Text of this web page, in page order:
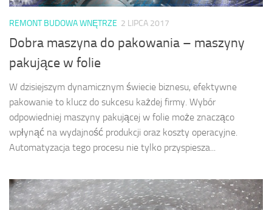
REMONT BUDOWA WNĘTRZE 2 LIPCA 2017
Dobra maszyna do pakowania – maszyny
pakujące w folie
W dzisiejszym dynamicznym świecie biznesu, efektywne
pakowanie to klucz do sukcesu każdej firmy. Wybór
odpowiedniej maszyny pakującej w folie może znacząco
wpłynąć na wydajność produkcji oraz koszty operacyjne.
Automatyzacja tego procesu nie tylko przyspiesza...